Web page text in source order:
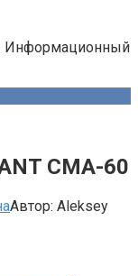
Информационный
СМА-60
Автор: Aleksey